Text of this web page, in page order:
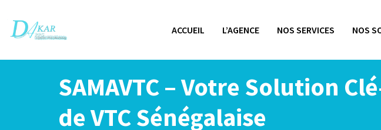
ACCUEIL L’AGENCE NOS SERVICES NOS
SAMAVTC – Votre Solution
de VTC Sénégalaise